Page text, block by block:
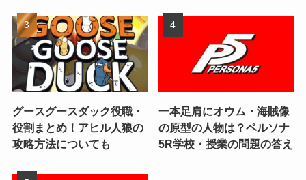
グースグースダック役職・
役割まとめ！アヒル人狼の
攻略方法についても
一本足肩にオウム・海賊像
の原型の人物は？ペルソナ
5R学校・授業の問題の答え